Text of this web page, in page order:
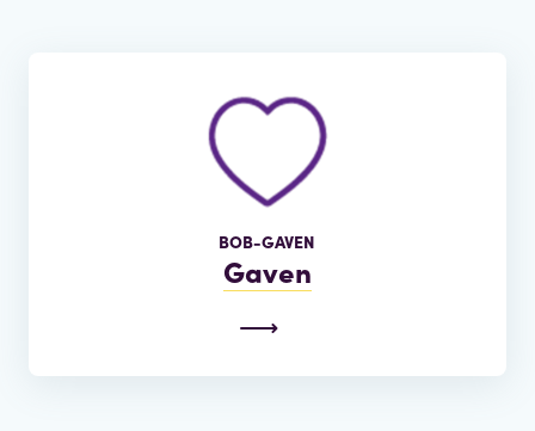
BOB-GAVEN
Gaven